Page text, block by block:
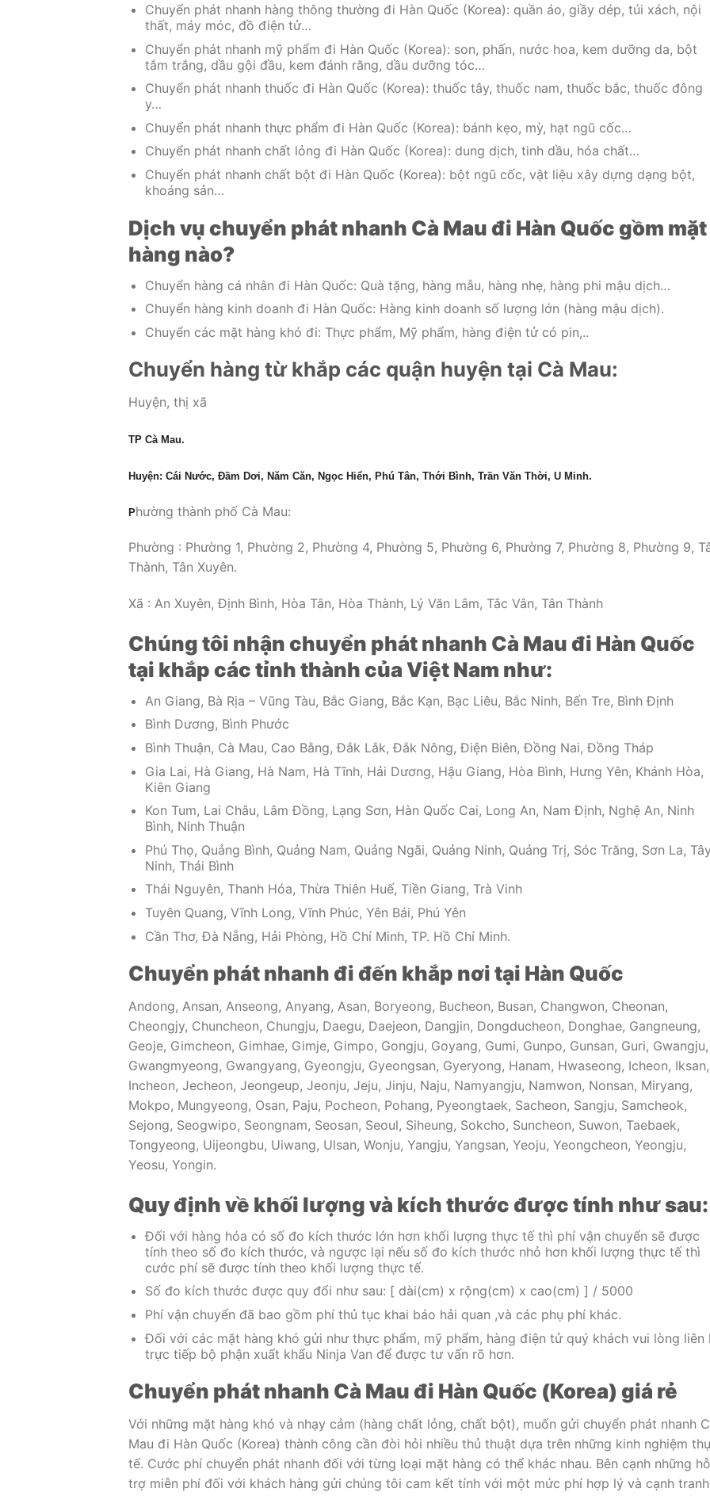
Chuyển phát nhanh hàng thông thường đi Hàn Quốc (Korea): quần áo, giầy dép, túi xách, nội
thất, máy móc, đồ điện tử…
Chuyển phát nhanh mỹ phẩm đi Hàn Quốc (Korea): son, phấn, nước hoa, kem dưỡng da, bột
tắm trắng, dầu gội đầu, kem đánh răng, dầu dưỡng tóc…
Chuyển phát nhanh thuốc đi Hàn Quốc (Korea): thuốc tây, thuốc nam, thuốc bắc, thuốc đông
y…
Chuyển phát nhanh thực phẩm đi Hàn Quốc (Korea): bánh kẹo, mỳ, hạt ngũ cốc…
Chuyển phát nhanh chất lỏng đi Hàn Quốc (Korea): dung dịch, tinh dầu, hóa chất…
Chuyển phát nhanh chất bột đi Hàn Quốc (Korea): bột ngũ cốc, vật liệu xây dựng dạng bột,
khoáng sản…
Dịch vụ chuyển phát nhanh Cà Mau đi Hàn Quốc gồm mặt
hàng nào?
Chuyển hàng cá nhân đi Hàn Quốc: Quà tặng, hàng mẫu, hàng nhẹ, hàng phi mậu dịch…
Chuyển hàng kinh doanh đi Hàn Quốc: Hàng kinh doanh số lượng lớn (hàng mậu dịch).
Chuyển các mặt hàng khó đi: Thực phẩm, Mỹ phẩm, hàng điện tử có pin,..
Chuyển hàng từ khắp các quận huyện tại Cà Mau:
Huyện, thị xã
TP Cà Mau.
Huyện: Cái Nước, Đầm Dơi, Năm Căn, Ngọc Hiển, Phú Tân, Thới Bình, Trần Văn Thời, U Minh.
Phường thành phố Cà Mau:
Phường : Phường 1, Phường 2, Phường 4, Phường 5, Phường 6, Phường 7, Phường 8, Phường 9,
Thành, Tân Xuyên.
Xã : An Xuyên, Định Bình, Hòa Tân, Hòa Thành, Lý Văn Lâm, Tắc Vân, Tân Thành
Chúng tôi nhận chuyển phát nhanh Cà Mau đi Hàn Quốc
tại khắp các tỉnh thành của Việt Nam như:
An Giang, Bà Rịa – Vũng Tàu, Bắc Giang, Bắc Kạn, Bạc Liêu, Bắc Ninh, Bến Tre, Bình Định
Bình Dương, Bình Phước
Bình Thuận, Cà Mau, Cao Bằng, Đắk Lắk, Đắk Nông, Điện Biên, Đồng Nai, Đồng Tháp
Gia Lai, Hà Giang, Hà Nam, Hà Tĩnh, Hải Dương, Hậu Giang, Hòa Bình, Hưng Yên, Khánh Hòa,
Kiên Giang
Kon Tum, Lai Châu, Lâm Đồng, Lạng Sơn, Hàn Quốc Cai, Long An, Nam Định, Nghệ An, Ninh
Bình, Ninh Thuận
Phú Thọ, Quảng Bình, Quảng Nam, Quảng Ngãi, Quảng Ninh, Quảng Trị, Sóc Trăng, Sơn La,
Ninh, Thái Bình
Thái Nguyên, Thanh Hóa, Thừa Thiên Huế, Tiền Giang, Trà Vinh
Tuyên Quang, Vĩnh Long, Vĩnh Phúc, Yên Bái, Phú Yên
Cần Thơ, Đà Nẵng, Hải Phòng, Hồ Chí Minh, TP. Hồ Chí Minh.
Chuyển phát nhanh đi đến khắp nơi tại Hàn Quốc
Andong, Ansan, Anseong, Anyang, Asan, Boryeong, Bucheon, Busan, Changwon, Cheonan,
Cheongjy, Chuncheon, Chungju, Daegu, Daejeon, Dangjin, Dongducheon, Donghae, Gangneung,
Geoje, Gimcheon, Gimhae, Gimje, Gimpo, Gongju, Goyang, Gumi, Gunpo, Gunsan, Guri, Gwangju,
Gwangmyeong, Gwangyang, Gyeongju, Gyeongsan, Gyeryong, Hanam, Hwaseong, Icheon, Iksan,
Incheon, Jecheon, Jeongeup, Jeonju, Jeju, Jinju, Naju, Namyangju, Namwon, Nonsan, Miryang,
Mokpo, Mungyeong, Osan, Paju, Pocheon, Pohang, Pyeongtaek, Sacheon, Sangju, Samcheok,
Sejong, Seogwipo, Seongnam, Seosan, Seoul, Siheung, Sokcho, Suncheon, Suwon, Taebaek,
Tongyeong, Uijeongbu, Uiwang, Ulsan, Wonju, Yangju, Yangsan, Yeoju, Yeongcheon, Yeongju,
Yeosu, Yongin.
Quy định về khối lượng và kích thước được tính như sau:
Đối với hàng hóa có số đo kích thước lớn hơn khối lượng thực tế thì phí vận chuyển sẽ được
tính theo số đo kích thước, và ngược lại nếu số đo kích thước nhỏ hơn khối lượng thực tế thì
cước phí sẽ được tính theo khối lượng thực tế.
Số đo kích thước được quy đổi như sau: [ dài(cm) x rộng(cm) x cao(cm) ] / 5000
Phí vận chuyển đã bao gồm phí thủ tục khai báo hải quan ,và các phụ phí khác.
Đối với các mặt hàng khó gửi như thực phẩm, mỹ phẩm, hàng điện tử quý khách vui lòng liên
trực tiếp bộ phận xuất khẩu Ninja Van để được tư vấn rõ hơn.
Chuyển phát nhanh Cà Mau đi Hàn Quốc (Korea) giá rẻ
Với những mặt hàng khó và nhạy cảm (hàng chất lỏng, chất bột), muốn gửi chuyển phát nhanh
Mau đi Hàn Quốc (Korea) thành công cần đòi hỏi nhiều thủ thuật dựa trên những kinh nghiệm
tế. Cước phí chuyển phát nhanh đối với từng loại mặt hàng có thể khác nhau. Bên cạnh những hỗ
trợ miễn phí đối với khách hàng gửi chúng tôi cam kết tính với một mức phí hợp lý và cạnh tranh